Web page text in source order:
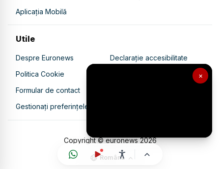
×
Aplicația Mobilă
Utile
Despre Euronews
Declarație accesibilitate
Politica Cookie
Politica de confidențialitate
Formular de contact
Gestionați preferințele
Copyright © euronews2026
Română